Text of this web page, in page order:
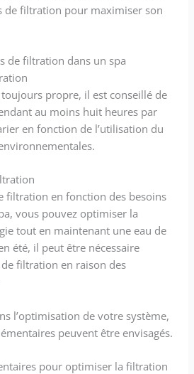
de filtration pour maximiser son
de filtration dans un spa
propre, il est conseillé de
au moins huit heures par
en fonction de l’utilisation du
filtration en fonction des besoins
vous pouvez optimiser la
tout en maintenant une eau de
été, il peut être nécessaire
filtration en raison des
l’optimisation de votre système,
peuvent être envisagés.
pour optimiser la filtration